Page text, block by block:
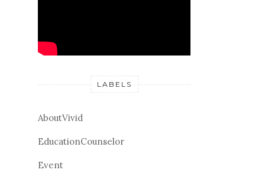
LABELS
AboutVivid
EducationCounselor
Event